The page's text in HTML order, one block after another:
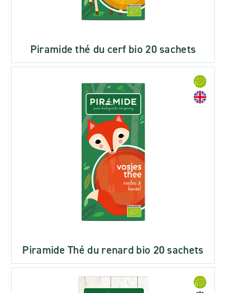
Piramide thé du cerf bio 20 sachets
Piramide Thé du renard bio 20 sachets